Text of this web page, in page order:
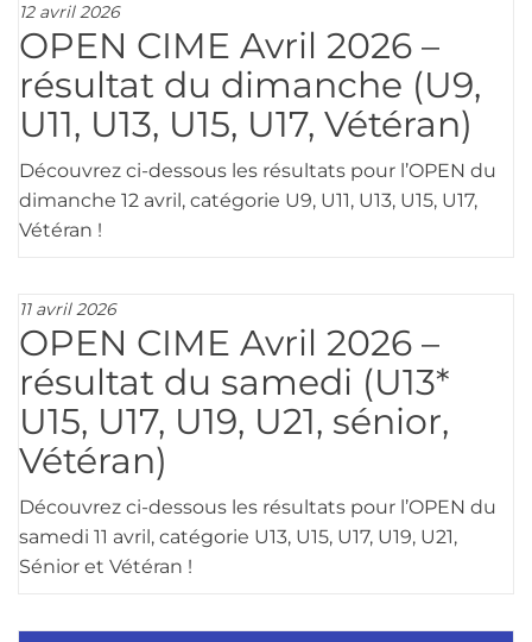
12 avril 2026
OPEN CIME Avril 2026 –
résultat du dimanche (U9,
U11, U13, U15, U17, Vétéran)
Découvrez ci-dessous les résultats pour l’OPEN du
dimanche 12 avril, catégorie U9, U11, U13, U15, U17,
Vétéran !
11 avril 2026
OPEN CIME Avril 2026 –
résultat du samedi (U13*
U15, U17, U19, U21, sénior,
Vétéran)
Découvrez ci-dessous les résultats pour l’OPEN du
samedi 11 avril, catégorie U13, U15, U17, U19, U21,
Sénior et Vétéran !